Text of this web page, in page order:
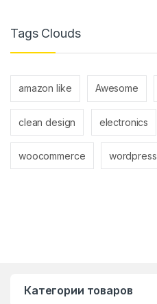
Tags Clouds
amazon like Awesome
clean design electronics
woocommerce wordpress
Категории товаров